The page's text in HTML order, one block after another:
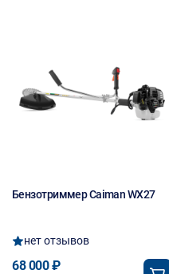
Бензотриммер Caiman WX27
нет отзывов
68 000 ₽